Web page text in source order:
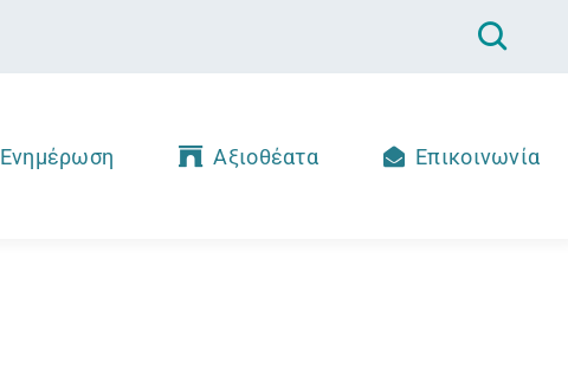
Ενημέρωση Αξιοθέατα Επικοινωνία